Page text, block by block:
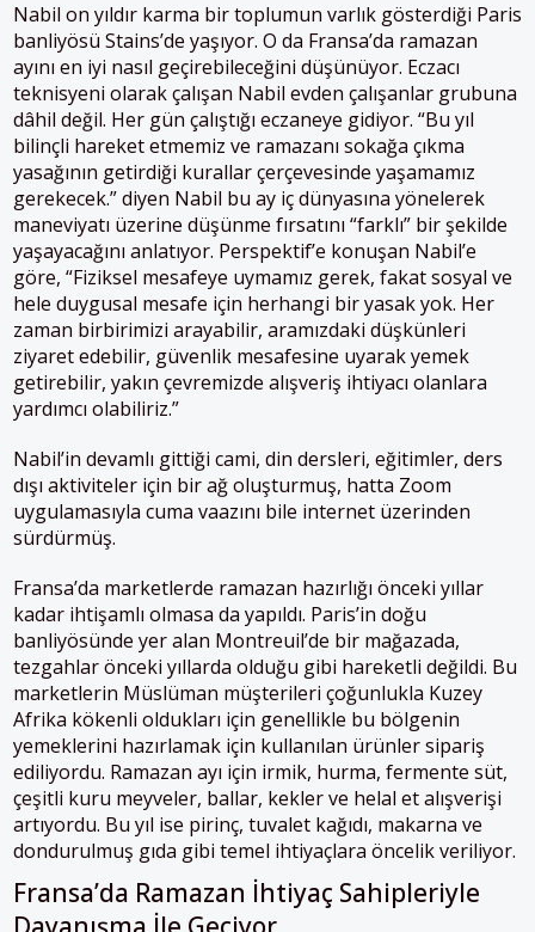
Nabil on yıldır karma bir toplumun varlık gösterdiği Paris
banliyösü Stains’de yaşıyor. O da Fransa’da ramazan
ayını en iyi nasıl geçirebileceğini düşünüyor. Eczacı
teknisyeni olarak çalışan Nabil evden çalışanlar grubuna
dâhil değil. Her gün çalıştığı eczaneye gidiyor. “Bu yıl
bilinçli hareket etmemiz ve ramazanı sokağa çıkma
yasağının getirdiği kurallar çerçevesinde yaşamamız
gerekecek.” diyen Nabil bu ay iç dünyasına yönelerek
maneviyatı üzerine düşünme fırsatını “farklı” bir şekilde
yaşayacağını anlatıyor. Perspektif’e konuşan Nabil’e
göre, “Fiziksel mesafeye uymamız gerek, fakat sosyal ve
hele duygusal mesafe için herhangi bir yasak yok. Her
zaman birbirimizi arayabilir, aramızdaki düşkünleri
ziyaret edebilir, güvenlik mesafesine uyarak yemek
getirebilir, yakın çevremizde alışveriş ihtiyacı olanlara
yardımcı olabiliriz.”
Nabil’in devamlı gittiği cami, din dersleri, eğitimler, ders
dışı aktiviteler için bir ağ oluşturmuş, hatta Zoom
uygulamasıyla cuma vaazını bile internet üzerinden
sürdürmüş.
Fransa’da marketlerde ramazan hazırlığı önceki yıllar
kadar ihtişamlı olmasa da yapıldı. Paris’in doğu
banliyösünde yer alan Montreuil’de bir mağazada,
tezgahlar önceki yıllarda olduğu gibi hareketli değildi. Bu
marketlerin Müslüman müşterileri çoğunlukla Kuzey
Afrika kökenli oldukları için genellikle bu bölgenin
yemeklerini hazırlamak için kullanılan ürünler sipariş
ediliyordu. Ramazan ayı için irmik, hurma, fermente süt,
çeşitli kuru meyveler, ballar, kekler ve helal et alışverişi
artıyordu. Bu yıl ise pirinç, tuvalet kağıdı, makarna ve
dondurulmuş gıda gibi temel ihtiyaçlara öncelik veriliyor.
Fransa’da Ramazan İhtiyaç Sahipleriyle